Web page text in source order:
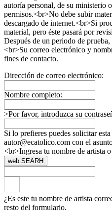
autoría personal, de su ministerio
permisos.<br>No debe subir
descargado de internet.<br>Si
material, pero éste pasará por
Después de un periodo de
<br>Su correo electrónico y
fines de contacto.
Dirección de correo electrónico:
Nombre completo:
>Por favor, introduzca su
Si lo prefieres puedes solicitar
autor@ecatolico.com con el
<br>Ingresa tu nombre de artista
web.SEARH
¿Es este tu nombre de artista
resto del formulario.